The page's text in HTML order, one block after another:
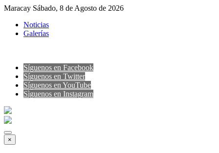
Maracay Sábado, 8 de Agosto de 2026
Noticias
Galerías
Síguenos en Facebook
Síguenos en Twitter
Síguenos en YouTube
Sìguenos en Instagram
×